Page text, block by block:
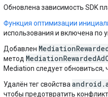
Обновлена ​​зависимость SDK
Функция оптимизации
использования и включена по
Добавлен
метод
Mediation следует
Удалён тег свойства
чтобы предотвратить